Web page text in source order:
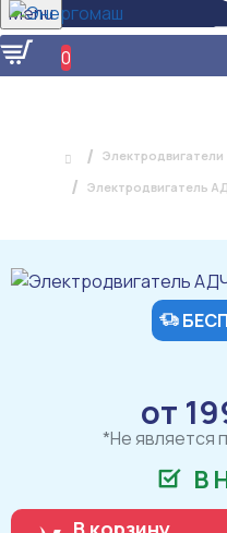
Menu
0
Электродвигатели
Электродвигатель
от
*Не является
В